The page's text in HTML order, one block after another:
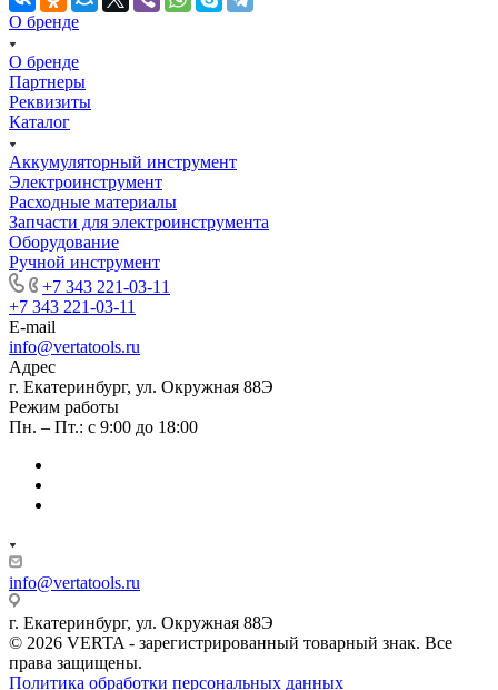
О бренде
О бренде
Партнеры
Реквизиты
Каталог
Аккумуляторный инструмент
Электроинструмент
Расходные материалы
Запчасти для электроинструмента
Оборудование
Ручной инструмент
+7 343 221-03-11
+7 343 221-03-11
E-mail
info@vertatools.ru
Адрес
г. Екатеринбург, ул. Окружная 88Э
Режим работы
Пн. – Пт.: с 9:00 до 18:00
info@vertatools.ru
г. Екатеринбург, ул. Окружная 88Э
© 2026 VERTA - зарегистрированный товарный знак. Все
права защищены.
Политика обработки персональных данных